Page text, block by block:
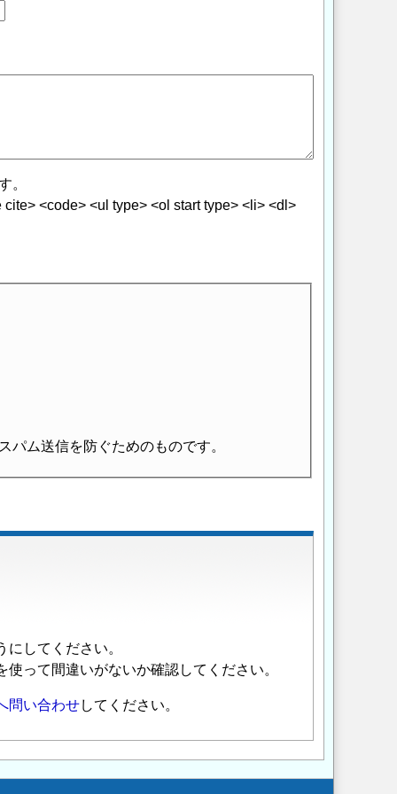
。
<code> <ul type> <ol start type> <li> <dl>
ム送信を防ぐためのものです。
してください。
って間違いがないか確認してください。
問い合わせしてください。